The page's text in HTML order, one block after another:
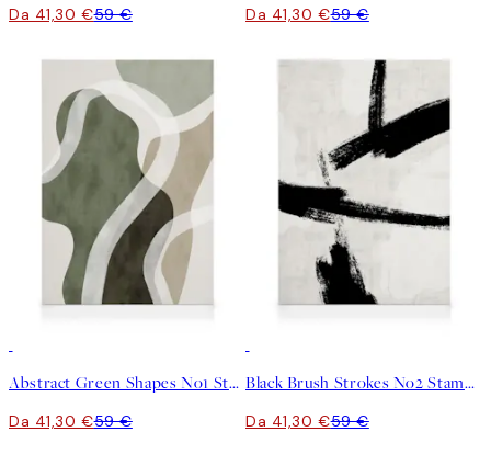
Da 41,30 €59 € Da 41,30 €59 €
Abstract Green Shapes No1 Stampa su Tela
Da 41,30 €59 €
Black Brush Strokes No2 Stampa su Tela
Da 41,30 €59 €